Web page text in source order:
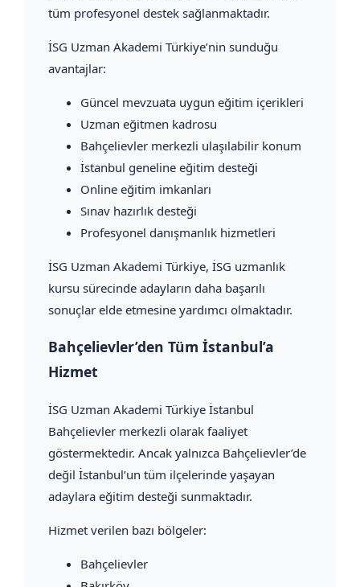
tüm profesyonel destek sağlanmaktadır.
İSG Uzman Akademi Türkiye’nin sunduğu
avantajlar:
Güncel mevzuata uygun eğitim içerikleri
Uzman eğitmen kadrosu
Bahçelievler merkezli ulaşılabilir konum
İstanbul geneline eğitim desteği
Online eğitim imkanları
Sınav hazırlık desteği
Profesyonel danışmanlık hizmetleri
İSG Uzman Akademi Türkiye, İSG uzmanlık
kursu sürecinde adayların daha başarılı
sonuçlar elde etmesine yardımcı olmaktadır.
Bahçelievler’den Tüm İstanbul’a
Hizmet
İSG Uzman Akademi Türkiye İstanbul
Bahçelievler merkezli olarak faaliyet
göstermektedir. Ancak yalnızca Bahçelievler’de
değil İstanbul’un tüm ilçelerinde yaşayan
adaylara eğitim desteği sunmaktadır.
Hizmet verilen bazı bölgeler:
Bahçelievler